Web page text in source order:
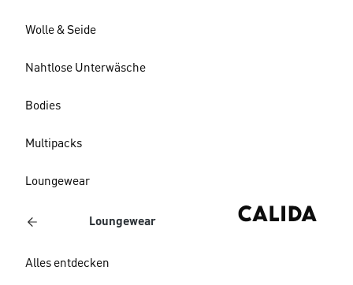
Wolle & Seide
Nahtlose Unterwäsche
Bodies
Multipacks
Loungewear
Loungewear
Alles entdecken